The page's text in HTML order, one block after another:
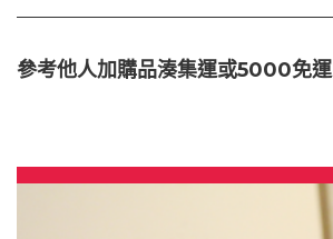
參考他人加購品湊集運或5000免運